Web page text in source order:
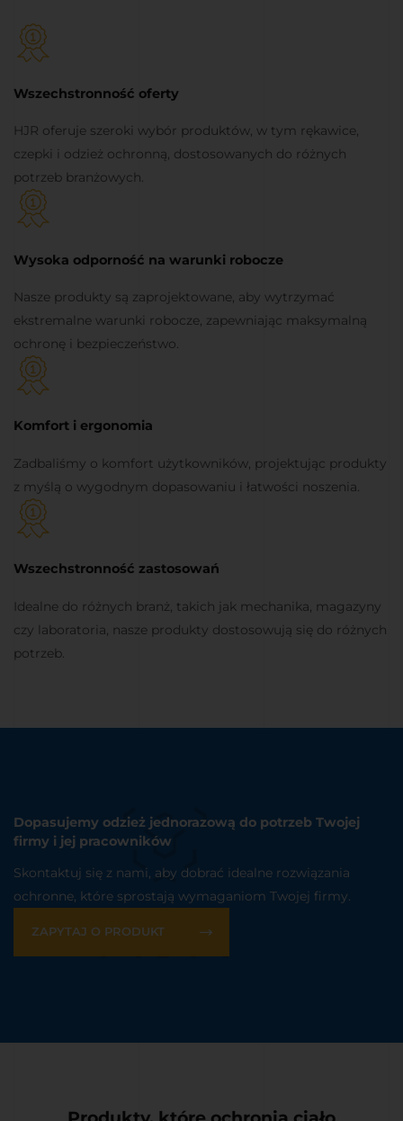
Wszechstronność oferty
HJR oferuje szeroki wybór produktów, w tym rękawice,
czepki i odzież ochronną, dostosowanych do różnych
potrzeb branżowych.
Wysoka odporność na warunki robocze
Nasze produkty są zaprojektowane, aby wytrzymać
ekstremalne warunki robocze, zapewniając maksymalną
ochronę i bezpieczeństwo.
Komfort i ergonomia
Zadbaliśmy o komfort użytkowników, projektując produkty
z myślą o wygodnym dopasowaniu i łatwości noszenia.
Wszechstronność zastosowań
Idealne do różnych branż, takich jak mechanika, magazyny
czy laboratoria, nasze produkty dostosowują się do różnych
potrzeb.
Dopasujemy odzież jednorazową do potrzeb Twojej
firmy i jej pracowników
Skontaktuj się z nami, aby dobrać idealne rozwiązania
ochronne, które sprostają wymaganiom Twojej firmy.
ZAPYTAJ O PRODUKT